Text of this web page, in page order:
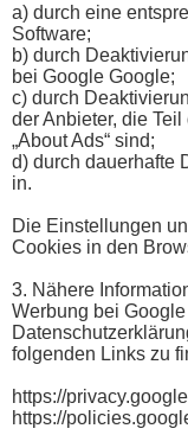
a) durch eine
Software;
b) durch
bei Google Google;
c) durch
der Anbieter, die
„About Ads“ sind;
d) durch dauerhafte
in.
Die Einstellungen
Cookies in den
3. Nähere
Werbung bei
folgenden Links zu
https://
https://